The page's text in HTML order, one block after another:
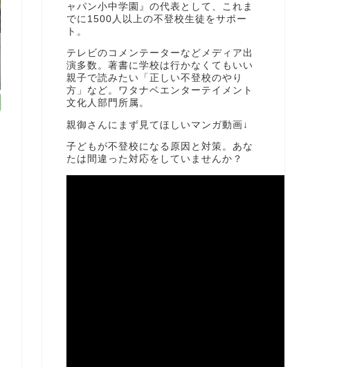
ャパン小中学園』の代表として、これま
でに1500人以上の不登校生徒をサポー
ト。
テレビのコメンテーターなどメディア出
演多数。著書に学校は行かなくてもいい
親子で読みたい「正しい不登校のやり
方」など。ワタナベエンターテイメント
文化人部門所属。
親御さんにまず見てほしいマンガ動画↓
子どもが不登校になる原因と対策。あな
たは間違った対応をしていませんか？